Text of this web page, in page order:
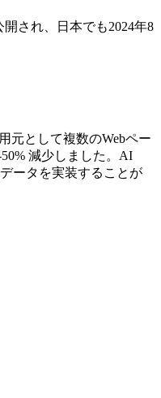
され、日本でも2024年8
元として複数のWebペー
減少しました。AI
ータを実装することが